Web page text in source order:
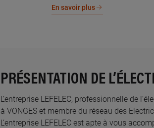
En savoir plus
PRÉSENTATION DE
L’entreprise LEFELEC, professionnelle de
à VONGES et membre du réseau des
L’entreprise LEFELEC est apte à vous